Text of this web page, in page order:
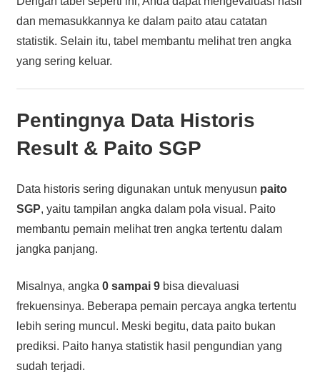
dan memasukkannya ke dalam paito atau catatan
statistik. Selain itu, tabel membantu melihat tren angka
yang sering keluar.
Pentingnya Data Historis
Result & Paito SGP
Data historis sering digunakan untuk menyusun paito
SGP, yaitu tampilan angka dalam pola visual. Paito
membantu pemain melihat tren angka tertentu dalam
jangka panjang.
Misalnya, angka 0 sampai 9bisa dievaluasi
frekuensinya. Beberapa pemain percaya angka tertentu
lebih sering muncul. Meski begitu, data paito bukan
prediksi. Paito hanya statistik hasil pengundian yang
sudah terjadi.